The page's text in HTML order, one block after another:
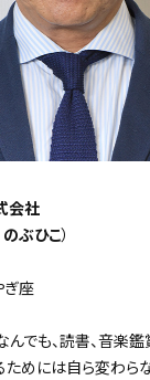
会社
ぶひこ）
座
でも、読書、音楽鑑
めには自ら変わら